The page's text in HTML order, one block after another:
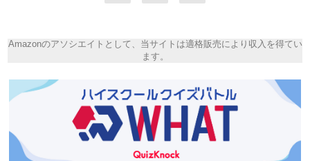
Amazonのアソシエイトとして、当サイトは適格販売により収入を得てい
ます。